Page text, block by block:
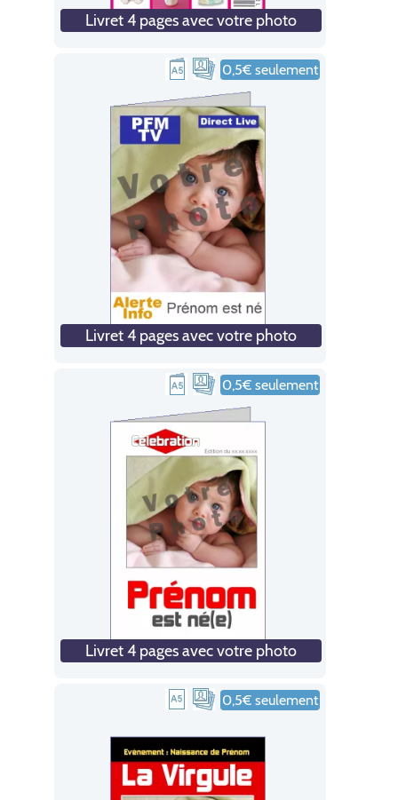
Livret 4 pages avec votre photo
0,5€ seulement
Livret 4 pages avec votre photo
0,5€ seulement
Livret 4 pages avec votre photo
0,5€ seulement